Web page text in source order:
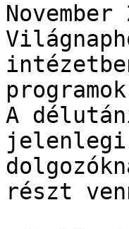
A
jelenlegi
részt